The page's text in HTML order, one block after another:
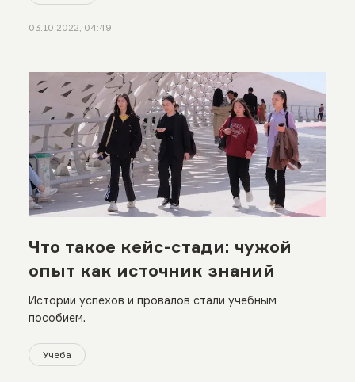
03.10.2022, 04:49
Что такое кейс-стади: чужой
опыт как источник знаний
Истории успехов и провалов стали учебным
пособием.
Учеба